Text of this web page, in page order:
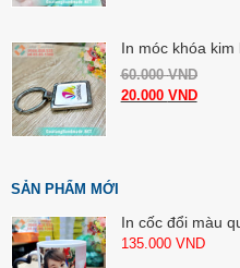
In móc khóa kim
60.000VND
20.000 VND
SẢN PHẨM MỚI
In cốc đổi màu
135.000 VND